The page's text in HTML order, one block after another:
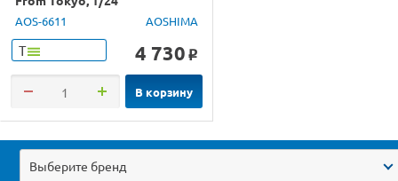
AOS-6611 AOSHIMA
Т 4 730 o
В корзину
Выберите бренд